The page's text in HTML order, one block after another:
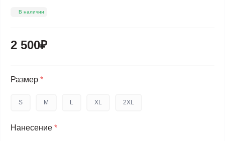
В наличии
2 500₽
Размер *
S M L XL 2XL
Нанесение *